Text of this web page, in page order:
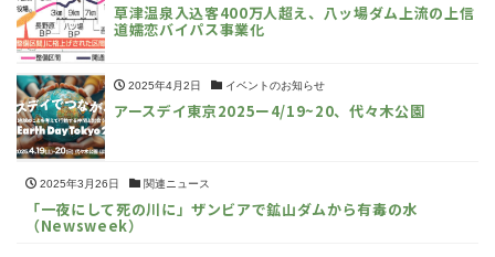
草津温泉入込客400万人超え、八ッ場ダム上流の上信
道嬬恋バイパス事業化
2025年4月2日 イベントのお知らせ
アースデイ東京2025ー4/19~20、代々木公園
2025年3月26日 関連ニュース
「一夜にして死の川に」ザンビアで鉱山ダムから有毒の水
（Newsweek）